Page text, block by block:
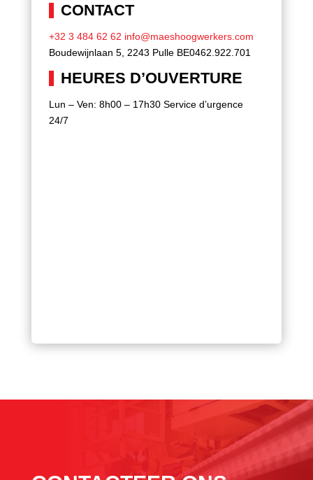
CONTACT
+32 3 484 62 62 info@maeshoogwerkers.com
Boudewijnlaan 5, 2243 Pulle BE0462.922.701
HEURES D’OUVERTURE
Lun – Ven: 8h00 – 17h30 Service d’urgence
24/7